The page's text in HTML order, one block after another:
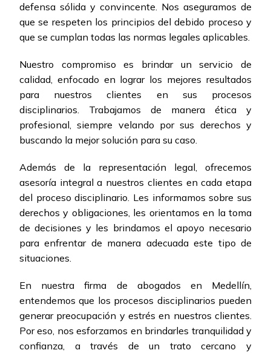
defensa sólida y convincente. Nos aseguramos de
que se respeten los principios del debido proceso y
que se cumplan todas las normas legales aplicables.
Nuestro compromiso es brindar un servicio de
calidad, enfocado en lograr los mejores resultados
para nuestros clientes en sus procesos
disciplinarios. Trabajamos de manera ética y
profesional, siempre velando por sus derechos y
buscando la mejor solución para su caso.
Además de la representación legal, ofrecemos
asesoría integral a nuestros clientes en cada etapa
del proceso disciplinario. Les informamos sobre sus
derechos y obligaciones, les orientamos en la toma
de decisiones y les brindamos el apoyo necesario
para enfrentar de manera adecuada este tipo de
situaciones.
En nuestra firma de abogados en Medellín,
entendemos que los procesos disciplinarios pueden
generar preocupación y estrés en nuestros clientes.
Por eso, nos esforzamos en brindarles tranquilidad y
confianza, a través de un trato cercano y